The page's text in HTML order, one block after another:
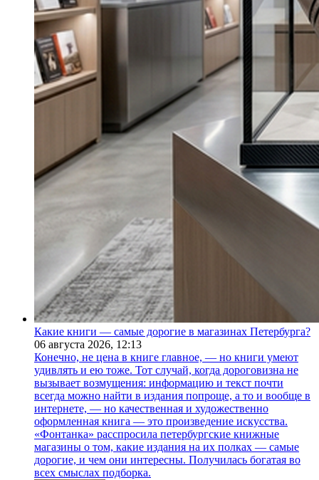
Какие книги — самые дорогие в магазинах Петербурга?
06 августа 2026, 12:13
Конечно, не цена в книге главное, — но книги умеют
удивлять и ею тоже. Тот случай, когда дороговизна не
вызывает возмущения: информацию и текст почти
всегда можно найти в издания попроще, а то и вообще в
интернете, — но качественная и художественно
оформленная книга — это произведение искусства.
«Фонтанка» расспросила петербургские книжные
магазины о том, какие издания на их полках — самые
дорогие, и чем они интересны. Получилась богатая во
всех смыслах подборка.